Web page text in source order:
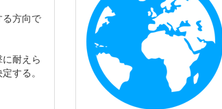
方向で
耐えら
する。